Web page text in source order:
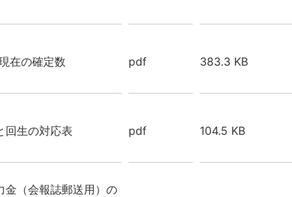
在の確定数 pdf 383.3 KB
回生の対応表 pdf 104.5 KB
金（会報誌郵送用）の